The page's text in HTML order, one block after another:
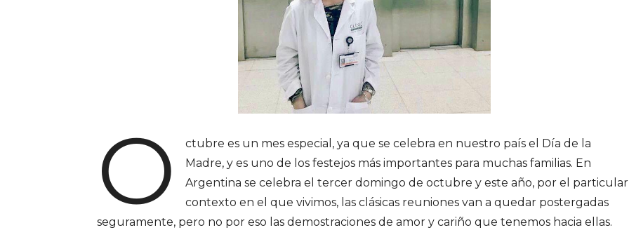
O
ctubre es un mes especial, ya que se celebra en nuestro país el Día de la
Madre, y es uno de los festejos más importantes para muchas familias. En
Argentina se celebra el tercer domingo de octubre y este año, por el particular
contexto en el que vivimos, las clásicas reuniones van a quedar postergadas
seguramente, pero no por eso las demostraciones de amor y cariño que tenemos hacia ellas.